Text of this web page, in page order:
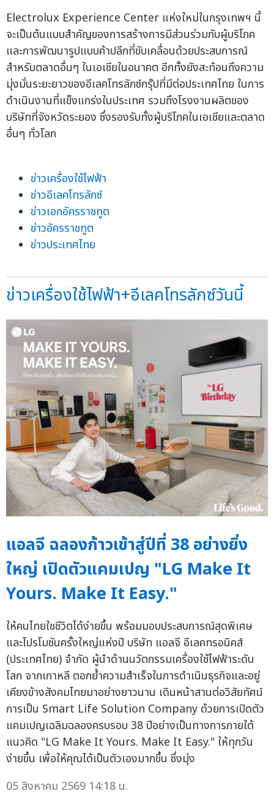
Electrolux Experience Center แห่งใหม่ในกรุงเทพฯ นี้
จะเป็นต้นแบบสำคัญของการสร้างการมีส่วนร่วมกับผู้บริโภค
และการพัฒนารูปแบบค้าปลีกที่ขับเคลื่อนด้วยประสบการณ์
สำหรับตลาดอื่นๆ ในเอเชียในอนาคต อีกทั้งยังสะท้อนถึงความ
มุ่งมั่นระยะยาวของอีเลคโทรลักซ์กรุ๊ปที่มีต่อประเทศไทย ในการ
ดำเนินงานที่แข็งแกร่งในประเทศ รวมถึงโรงงานผลิตของ
บริษัทที่จังหวัดระยอง ซึ่งรองรับทั้งผู้บริโภคในเอเชียและตลาด
อื่นๆ ทั่วโลก
ข่าวเครื่องใช้ไฟฟ้า
ข่าวอีเลคโทรลักซ์
ข่าวเอกอัครราชทูต
ข่าวอัครราชทูต
ข่าวประเทศไทย
ข่าวเครื่องใช้ไฟฟ้า+อีเลคโทรลักซ์วันนี้
แอลจี ฉลองก้าวเข้าสู่ปีที่ 38 อย่างยิ่ง
ใหญ่ เปิดตัวแคมเปญ "LG Make It
Yours. Make It Easy."
ให้คนไทยใชชีวิตได้ง่ายขึ้น พร้อมมอบประสบการณ์สุดพิเศษ
และโปรโมชันครั้งใหญ่แห่งปี บริษัท แอลจี อีเลคทรอนิคส์
(ประเทศไทย) จำกัด ผู้นำด้านนวัตกรรมเครื่องใช้ไฟฟ้าระดับ
โลก จากเกาหลี ตอกย้ำความสำเร็จในการดำเนินธุรกิจและอยู่
เคียงข้างสังคมไทยมาอย่างยาวนาน เดินหน้าสานต่อวิสัยทัศน์
การเป็น Smart Life Solution Company ด้วยการเปิดตัว
แคมเปญเฉลิมฉลองครบรอบ 38 ปีอย่างเป็นทางการภายใต้
แนวคิด "LG Make It Yours. Make It Easy." ให้ทุกวัน
ง่ายขึ้น เพื่อให้คุณได้เป็นตัวเองมากขึ้น ซึ่งมุ่ง
05 สิงหาคม 2569 14:18 น.